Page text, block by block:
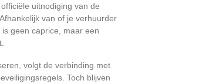
uitnodiging van de
van of je verhuurder
geen caprice, maar een
volgt de verbinding met
Toch blijven